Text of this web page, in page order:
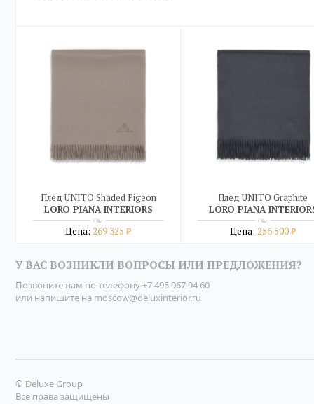
Плед UNITO Shaded Pigeon
LORO PIANA INTERIORS
Цена: 269 325 ₽
Плед UNITO Graphite
LORO PIANA
Цена: 256 500₽
У ВАС ВОЗНИКЛИ ВОПРОСЫ ИЛИ ПРЕДЛОЖЕНИЯ?
Позвоните нам по телефону+7 495 967 94 60
или напишите на moscow@deluxinterior.ru
© Deluxe Group
Все права защищены